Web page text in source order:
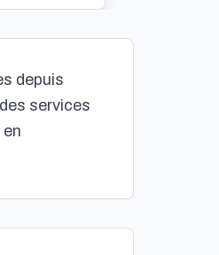
depuis
services